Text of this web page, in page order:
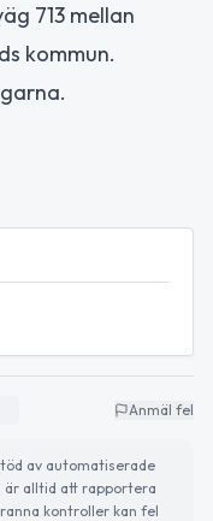
713 mellan
kommun.
Anmäl fel
av automatiserade
är alltid att rapportera
kontroller kan fel